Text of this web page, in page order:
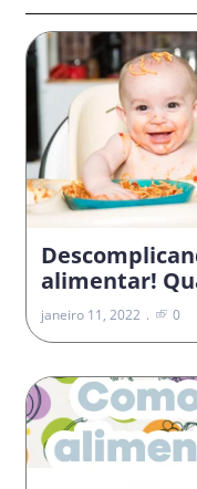
alimentar!
janeiro 11, 2022 0